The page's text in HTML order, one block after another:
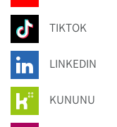
TIKTOK
LINKEDIN
KUNUNU